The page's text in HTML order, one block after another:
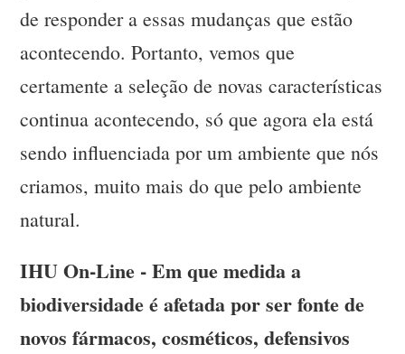
de responder a essas mudanças que estão
acontecendo. Portanto, vemos que
certamente a seleção de novas características
continua acontecendo, só que agora ela está
sendo influenciada por um ambiente que nós
criamos, muito mais do que pelo ambiente
natural.
IHU On-Line - Em que medida a
biodiversidade é afetada por ser fonte de
novos fármacos, cosméticos, defensivos